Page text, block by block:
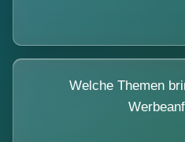
Welche Themen